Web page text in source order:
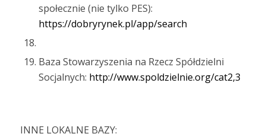
społecznie (nie tylko PES):
https://dobryrynek.pl/app/search
Baza Stowarzyszenia na Rzecz Spółdzielni
Socjalnych: http://www.spoldzielnie.org/cat2,3
INNE LOKALNE BAZY: